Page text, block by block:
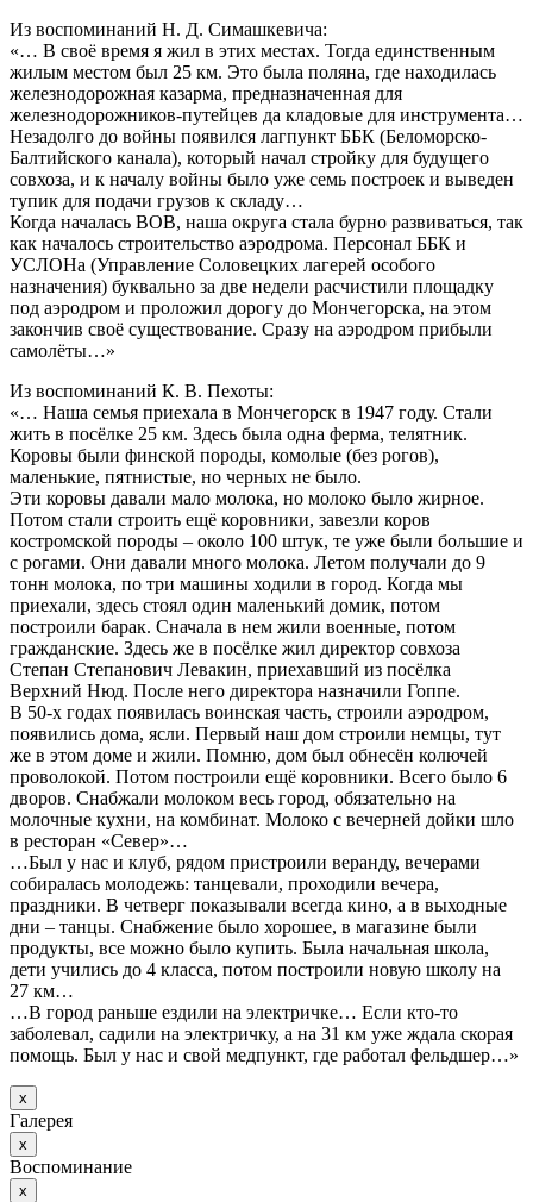
Из воспоминаний Н. Д. Симашкевича:
«… В своё время я жил в этих местах. Тогда единственным
жилым местом был 25 км. Это была поляна, где находилась
железнодорожная казарма, предназначенная для
железнодорожников-путейцев да кладовые для инструмента…
Незадолго до войны появился лагпункт ББК (Беломорско-
Балтийского канала), который начал стройку для будущего
совхоза, и к началу войны было уже семь построек и выведен
тупик для подачи грузов к складу…
Когда началась ВОВ, наша округа стала бурно развиваться, так
как началось строительство аэродрома. Персонал ББК и
УСЛОНа (Управление Соловецких лагерей особого
назначения) буквально за две недели расчистили площадку
под аэродром и проложил дорогу до Мончегорска, на этом
закончив своё существование. Сразу на аэродром прибыли
самолёты…»
Из воспоминаний К. В. Пехоты:
«… Наша семья приехала в Мончегорск в 1947 году. Стали
жить в посёлке 25 км. Здесь была одна ферма, телятник.
Коровы были финской породы, комолые (без рогов),
маленькие, пятнистые, но черных не было.
Эти коровы давали мало молока, но молоко было жирное.
Потом стали строить ещё коровники, завезли коров
костромской породы – около 100 штук, те уже были большие и
с рогами. Они давали много молока. Летом получали до 9
тонн молока, по три машины ходили в город. Когда мы
приехали, здесь стоял один маленький домик, потом
построили барак. Сначала в нем жили военные, потом
гражданские. Здесь же в посёлке жил директор совхоза
Степан Степанович Левакин, приехавший из посёлка
Верхний Нюд. После него директора назначили Гоппе.
В 50-х годах появилась воинская часть, строили аэродром,
появились дома, ясли. Первый наш дом строили немцы, тут
же в этом доме и жили. Помню, дом был обнесён колючей
проволокой. Потом построили ещё коровники. Всего было 6
дворов. Снабжали молоком весь город, обязательно на
молочные кухни, на комбинат. Молоко с вечерней дойки шло
в ресторан «Север»…
…Был у нас и клуб, рядом пристроили веранду, вечерами
собиралась молодежь: танцевали, проходили вечера,
праздники. В четверг показывали всегда кино, а в выходные
дни – танцы. Снабжение было хорошее, в магазине были
продукты, все можно было купить. Была начальная школа,
дети учились до 4 класса, потом построили новую школу на
27 км…
…В город раньше ездили на электричке… Если кто-то
заболевал, садили на электричку, а на 31 км уже ждала скорая
помощь. Был у нас и свой медпункт, где работал фельдшер…»
х
Галерея
х
Воспоминание
х